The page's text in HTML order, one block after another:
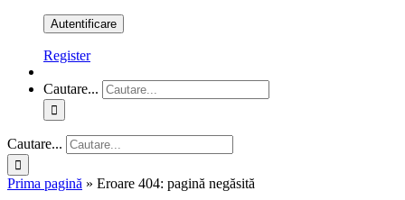
Register
Cautare...
Cautare...
Prima pagină » Eroare 404: pagină negăsită